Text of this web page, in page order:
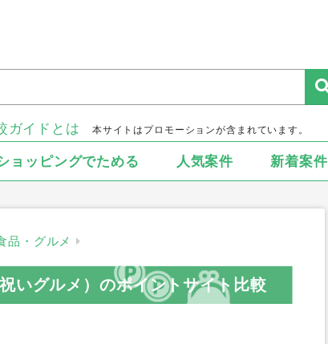
ガイドとは 本サイトはプロモーションが含まれています。
ョッピングでためる 人気案件 新着案件
品・グルメ
いグルメ）のポイントサイト比較